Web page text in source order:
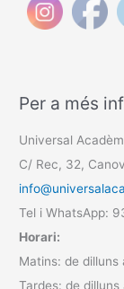
Per a més
Universal
C/ Rec, 32,
Tel i WhatsApp:
Horari:
Matins: de dilluns
Tardes: de dilluns